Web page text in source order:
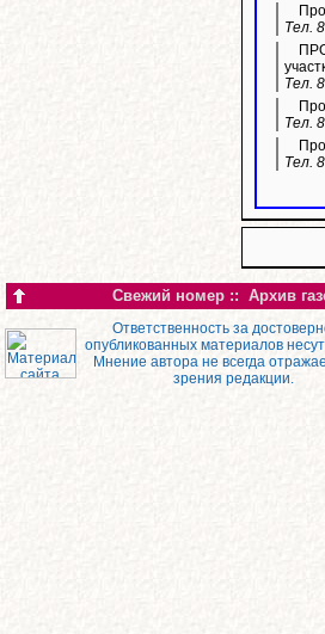
Тел.
Тел.
Тел.
Тел.
Свежий номер :: Архив
Ответственность за
опубликованных материалов
Мнение автора не всегда
зрения редакции.